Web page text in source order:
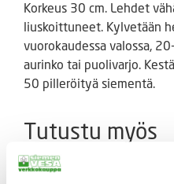
Korkeus 30 cm. Lehdet
liuskoittuneet. Kylvetään
vuorokaudessa valossa,
aurinko tai puolivarjo.
50 pilleröityä siementä.
Tutustu myös